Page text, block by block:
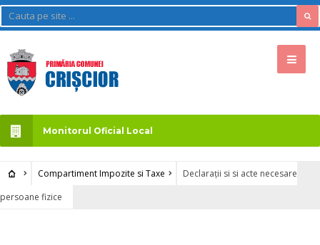
Monitorul Oficial Local
Compartiment Impozite si Taxe
Declarații si si acte necesare
persoane fizice